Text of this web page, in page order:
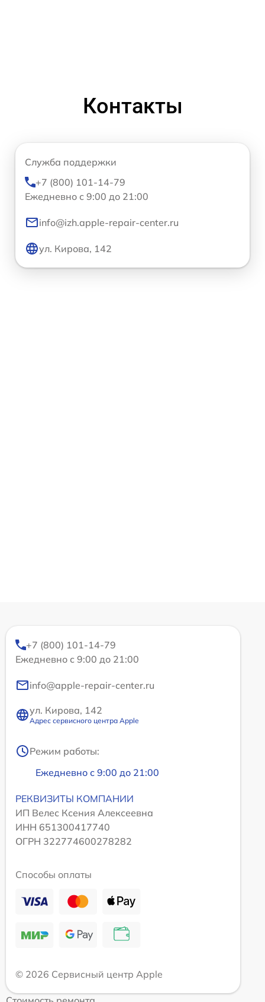
Контакты
Служба поддержки
+7 (800) 101-14-79
Ежедневно с 9:00 до 21:00
info@izh.apple-repair-center.ru
ул. Кирова, 142
+7 (800) 101-14-79
Ежедневно с 9:00 до 21:00
info@apple-repair-center.ru
ул. Кирова, 142
Адрес сервисного центра Apple
Режим работы:
Ежедневно с 9:00 до 21:00
РЕКВИЗИТЫ КОМПАНИИ
ИП Велес Ксения Алексеевна
ИНН 651300417740
ОГРН 322774600278282
Способы оплаты
© 2026 Сервисный центр Apple